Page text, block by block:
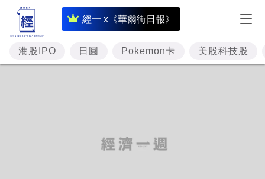
經一 x《華爾街日報》
即
時
財
經
港股IPO 日圓 Pokemon卡 美股科技股